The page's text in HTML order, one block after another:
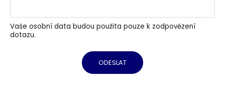
Vaše osobní data budou použita pouze k zodpovězení
dotazu.
ODESLAT